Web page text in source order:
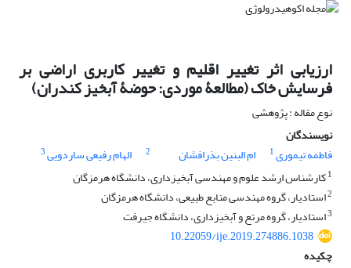
ارزیابی اثر تغییر اقلیم و تغییر کاربری اراضی بر
فرسایش خاک (مطالعۀ موردی: حوضۀ آبخیز کندران)
نوع مقاله : پژوهشی
نویسندگان
فاطمه تیموری1 ام البنین بذرافشان 2 الهام رفیعی ساردویی3
1کارشناس ارشد علوم و مهندسی آبخیزداری، دانشگاه هرمزگان
2استادیار، گروه مهندسی منابع طبیعی، دانشگاه هرمزگان
3استادیار، گروه مرتع و آبخیزداری، دانشگاه جیرفت
10.22059/ije.2019.274886.1038
چکیده